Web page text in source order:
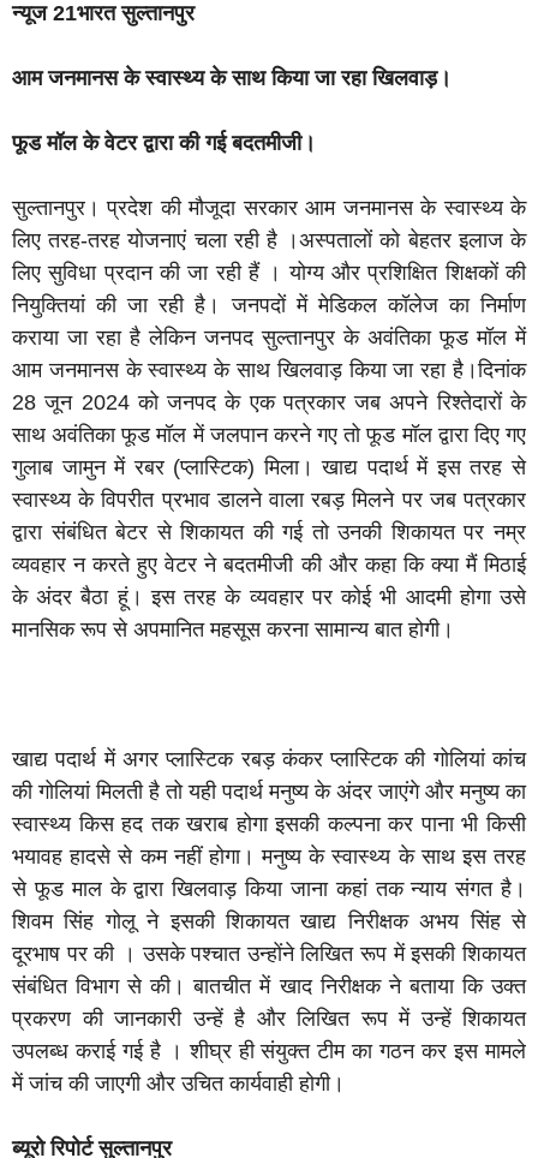
न्यूज 21भारत सुल्तानपुर
आम जनमानस के स्वास्थ्य के साथ किया जा रहा खिलवाड़।
फूड मॉल के वेटर द्वारा की गई बदतमीजी।
सुल्तानपुर। प्रदेश की मौजूदा सरकार आम जनमानस के स्वास्थ्य के
लिए तरह-तरह योजनाएं चला रही है ।अस्पतालों को बेहतर इलाज के
लिए सुविधा प्रदान की जा रही हैं । योग्य और प्रशिक्षित शिक्षकों की
नियुक्तियां की जा रही है। जनपदों में मेडिकल कॉलेज का निर्माण
कराया जा रहा है लेकिन जनपद सुल्तानपुर के अवंतिका फूड मॉल में
आम जनमानस के स्वास्थ्य के साथ खिलवाड़ किया जा रहा है।दिनांक
28 जून 2024 को जनपद के एक पत्रकार जब अपने रिश्तेदारों के
साथ अवंतिका फूड मॉल में जलपान करने गए तो फूड मॉल द्वारा दिए गए
गुलाब जामुन में रबर (प्लास्टिक) मिला। खाद्य पदार्थ में इस तरह से
स्वास्थ्य के विपरीत प्रभाव डालने वाला रबड़ मिलने पर जब पत्रकार
द्वारा संबंधित बेटर से शिकायत की गई तो उनकी शिकायत पर नम्र
व्यवहार न करते हुए वेटर ने बदतमीजी की और कहा कि क्या मैं मिठाई
के अंदर बैठा हूं। इस तरह के व्यवहार पर कोई भी आदमी होगा उसे
मानसिक रूप से अपमानित महसूस करना सामान्य बात होगी।
खाद्य पदार्थ में अगर प्लास्टिक रबड़ कंकर प्लास्टिक की गोलियां कांच
की गोलियां मिलती है तो यही पदार्थ मनुष्य के अंदर जाएंगे और मनुष्य का
स्वास्थ्य किस हद तक खराब होगा इसकी कल्पना कर पाना भी किसी
भयावह हादसे से कम नहीं होगा। मनुष्य के स्वास्थ्य के साथ इस तरह
से फूड माल के द्वारा खिलवाड़ किया जाना कहां तक न्याय संगत है।
शिवम सिंह गोलू ने इसकी शिकायत खाद्य निरीक्षक अभय सिंह से
दूरभाष पर की । उसके पश्चात उन्होंने लिखित रूप में इसकी शिकायत
संबंधित विभाग से की। बातचीत में खाद निरीक्षक ने बताया कि उक्त
प्रकरण की जानकारी उन्हें है और लिखित रूप में उन्हें शिकायत
उपलब्ध कराई गई है । शीघ्र ही संयुक्त टीम का गठन कर इस मामले
में जांच की जाएगी और उचित कार्यवाही होगी।
ब्यूरो रिपोर्ट सुल्तानपुर